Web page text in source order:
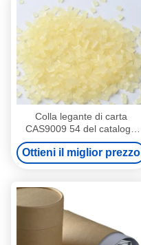
Colla legante di carta
CAS9009 54 del catalogo
della rivista 5 palline solide
dei granelli
Ottieni il miglior prezzo